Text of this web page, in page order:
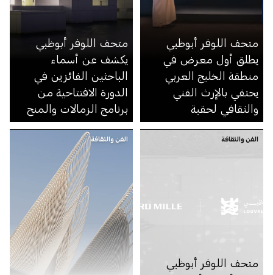
متحف اللوفر أبوظبي
يطلق أول معرض في
منطقة الخليج العربي
يحتفي بالإرث الفني
والثقافي لحقبة
المماليك
متحف اللوفر أبوظبي
يكشف عن أسماء
الباحثين الفائزين في
الدورة الافتتاحية من
برنامج الزمالات والمنح
الفن والثقافة
متحف اللوفر أبوظبي
الفن والثقافة